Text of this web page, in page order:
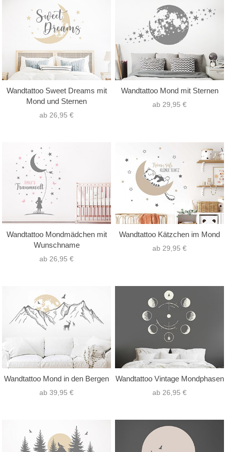
Wandtattoo Sweet Dreams mit
Mond und Sternen
ab 26,95 €
Wandtattoo Mond mit Sternen
ab 29,95 €
Wandtattoo Mondmädchen mit
Wunschname
ab 26,95 €
Wandtattoo Kätzchen im Mond
ab 29,95 €
Wandtattoo Mond in den Bergen
ab 39,95 €
Wandtattoo Vintage Mondphasen
ab 26,95 €